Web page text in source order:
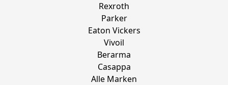
Rexroth
Parker
Eaton Vickers
Vivoil
Berarma
Casappa
Alle Marken